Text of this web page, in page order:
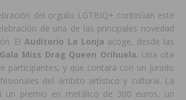
del orgullo LGTBIQ+ continúan este
de una de las principales novedad
El Auditorio La Lonja acoge, desde las
Miss Drag Queen Orihuela. Una cita
participantes, y que contará con un jurado
del ámbito artístico y cultural. La
un premio en metálico de 300 euros, un